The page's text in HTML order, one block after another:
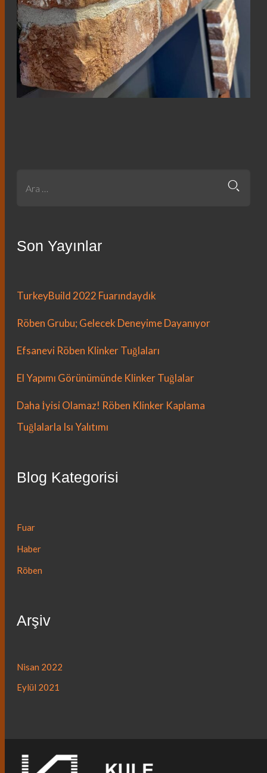
Son Yayınlar
TurkeyBuild 2022 Fuarındaydık
Röben Grubu; Gelecek Deneyime Dayanıyor
Efsanevi Röben Klinker Tuğlaları
El Yapımı Görünümünde Klinker Tuğlalar
Daha İyisi Olamaz! Röben Klinker Kaplama
Tuğlalarla Isı Yalıtımı
Blog Kategorisi
Fuar
Haber
Röben
Arşiv
Nisan 2022
Eylül 2021